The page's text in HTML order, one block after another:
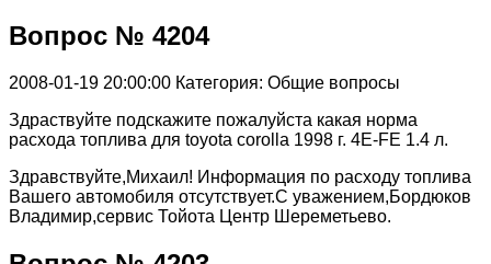
Вопрос № 4204
2008-01-19 20:00:00 Категория: Общие вопросы
Здраствуйте подскажите пожалуйста какая норма
расхода топлива для toyota corolla 1998 г. 4E-FE 1.4 л.
Здравствуйте,Михаил! Информация по расходу топлива
Вашего автомобиля отсутствует.С уважением,Бордюков
Владимир,сервис Тойота Центр Шереметьево.